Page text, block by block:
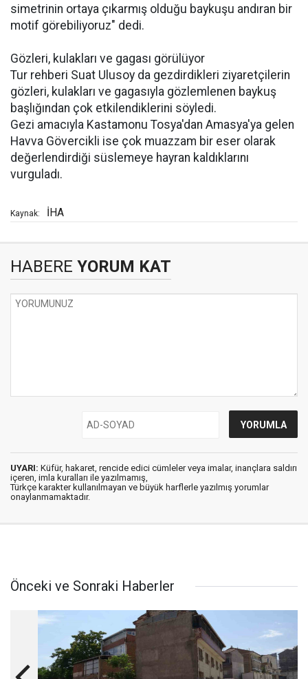
simetrinin ortaya çıkarmış olduğu baykuşu andıran bir
motif görebiliyoruz" dedi.
Gözleri, kulakları ve gagası görülüyor
Tur rehberi Suat Ulusoy da gezdirdikleri ziyaretçilerin
gözleri, kulakları ve gagasıyla gözlemlenen baykuş
başlığından çok etkilendiklerini söyledi.
Gezi amacıyla Kastamonu Tosya'dan Amasya'ya gelen
Havva Gövercikli ise çok muazzam bir eser olarak
değerlendirdiği süslemeye hayran kaldıklarını
vurguladı.
Kaynak: İHA
HABERE YORUM KAT
UYARI: Küfür, hakaret, rencide edici cümleler veya imalar, inançlara saldırı
içeren, imla kuralları ile yazılmamış,
Türkçe karakter kullanılmayan ve büyük harflerle yazılmış yorumlar
onaylanmamaktadır.
Önceki ve Sonraki Haberler